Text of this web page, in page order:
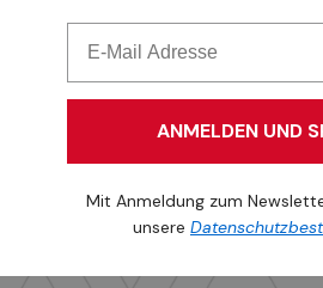
ANMELDEN UND
Mit Anmeldung zum
unsere